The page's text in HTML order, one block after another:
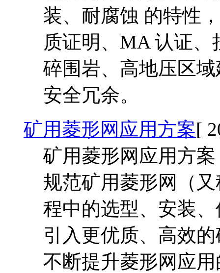
装、耐腐蚀 的特性
质证明、MA 认证
碎围岩、高地压区
安全冗余。
矿用菱形网应用方案[
矿用菱形网应用方
规范矿用菱形网（
程中的选型、安装
引入更优质、高效
不断提升菱形网应